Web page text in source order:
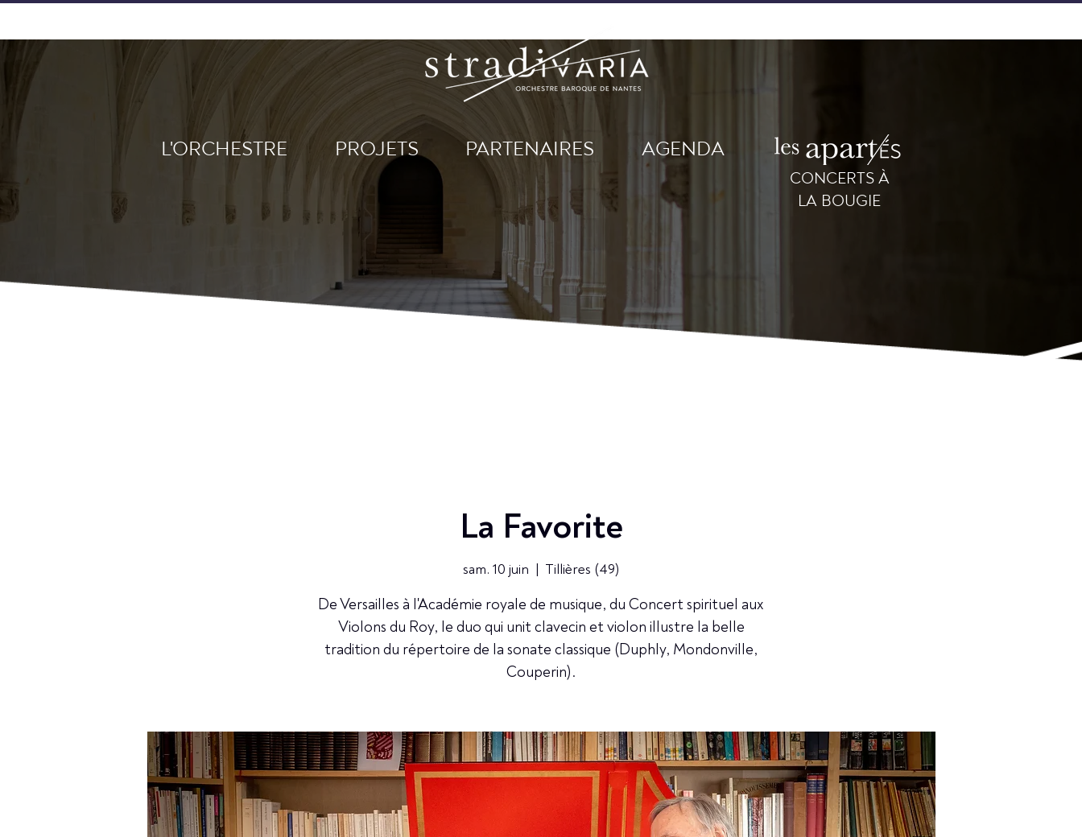
L'ORCHESTRE PROJETS PARTENAIRES AGENDA
CONCERTS À
LA BOUGIE
La Favorite
sam. 10 juin
  |
Tillières (49)
De Versailles à l'Académie royale de musique, du Concert spirituel aux
Violons du Roy, le duo qui unit clavecin et violon illustre la belle
tradition du répertoire de la sonate classique (Duphly, Mondonville,
Couperin).